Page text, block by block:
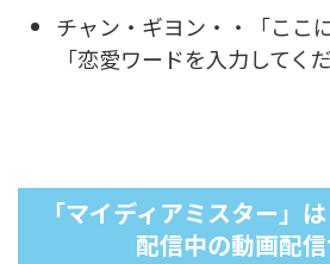
チャン・ギヨン・・「ここ
「恋愛ワードを入力してく
「マイディアミスター」
配信中の動画配